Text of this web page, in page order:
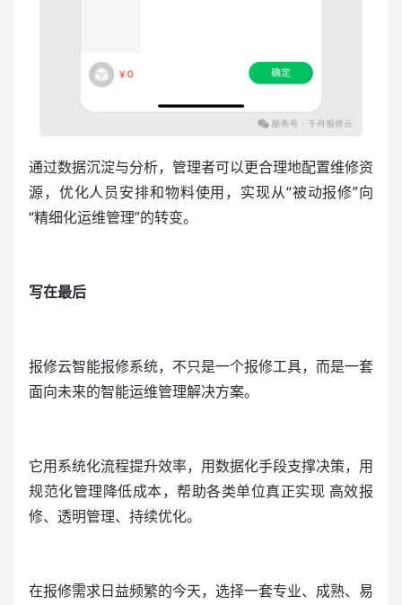
通过数据沉淀与分析，管理者可以更合理地配置维修资
源，优化人员安排和物料使用，实现从“被动报修”向
“精细化运维管理”的转变。
写在最后
报修云智能报修系统，不只是一个报修工具，而是一套
面向未来的智能运维管理解决方案。
它用系统化流程提升效率，用数据化手段支撑决策，用
规范化管理降低成本，帮助各类单位真正实现 高效报
修、透明管理、持续优化。
在报修需求日益频繁的今天，选择一套专业、成熟、易